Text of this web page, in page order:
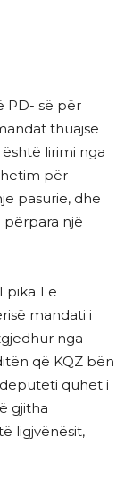
PD- së për
thuajse
lirimi nga
hetim për
pasurie, dhe
përpara një
pika 1 e
mandati i
nga
që KQZ bën
quhet i
gjitha
ligjvënësit,